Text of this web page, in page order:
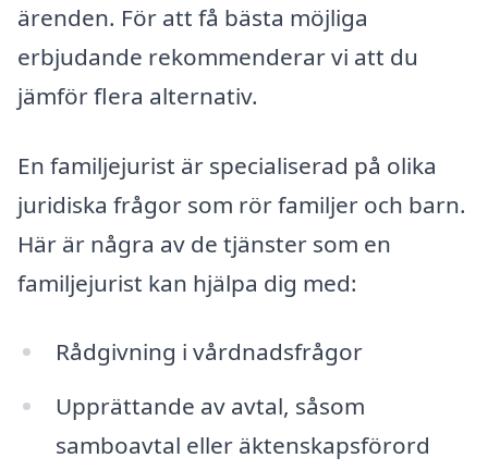
ärenden. För att få bästa möjliga
erbjudande rekommenderar vi att du
jämför flera alternativ.
En familjejurist är specialiserad på olika
juridiska frågor som rör familjer och barn.
Här är några av de tjänster som en
familjejurist kan hjälpa dig med:
Rådgivning i vårdnadsfrågor
Upprättande av avtal, såsom
samboavtal eller äktenskapsförord